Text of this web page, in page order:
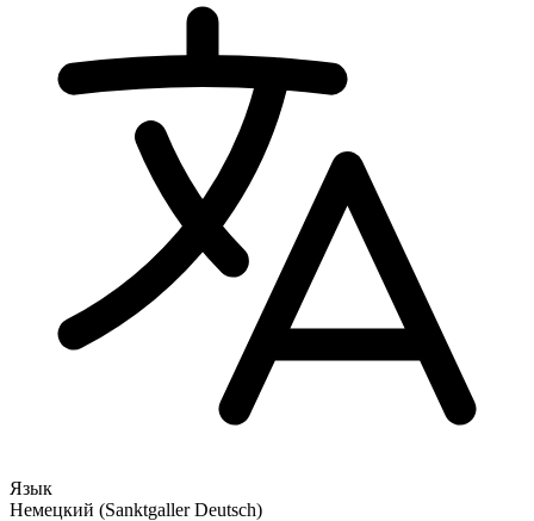
Язык
Немецкий (Sanktgaller Deutsch)